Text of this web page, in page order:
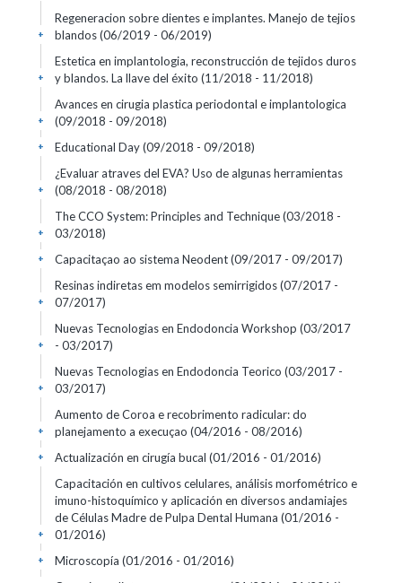
Regeneracion sobre dientes e implantes. Manejo de tejios
blandos(06/2019 - 06/2019)
+
Estetica en implantologia, reconstrucción de tejidos duros
y blandos. La llave del éxito (11/2018 - 11/2018)
+
Avances en cirugia plastica periodontal e implantologica
(09/2018 - 09/2018)
+
Educational Day(09/2018 - 09/2018)
+
¿Evaluar atraves del EVA? Uso de algunas herramientas
(08/2018 - 08/2018)
+
The CCO System: Principles and Technique(03/2018 -
03/2018)
+
Capacitaçao ao sistema Neodent(09/2017 - 09/2017)
+
Resinas indiretas em modelos semirrigidos(07/2017 -
07/2017)
+
Nuevas Tecnologias en Endodoncia Workshop (03/2017
- 03/2017)
+
Nuevas Tecnologias en Endodoncia Teorico (03/2017 -
03/2017)
+
Aumento de Coroa e recobrimento radicular: do
planejamento a execuçao (04/2016 - 08/2016)
+
Actualización en cirugía bucal (01/2016 - 01/2016)
+
Capacitación en cultivos celulares, análisis morfométrico e
imuno-histoquímico y aplicación en diversos andamiajes
de Células Madre de Pulpa Dental Humana (01/2016 -
01/2016)
+
Microscopía (01/2016 - 01/2016)
+